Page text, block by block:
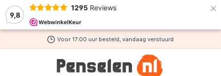
9,8
1295 Reviews ×
hoofdinhoud
Voor 17:00 uur besteld, vandaag verstuurd